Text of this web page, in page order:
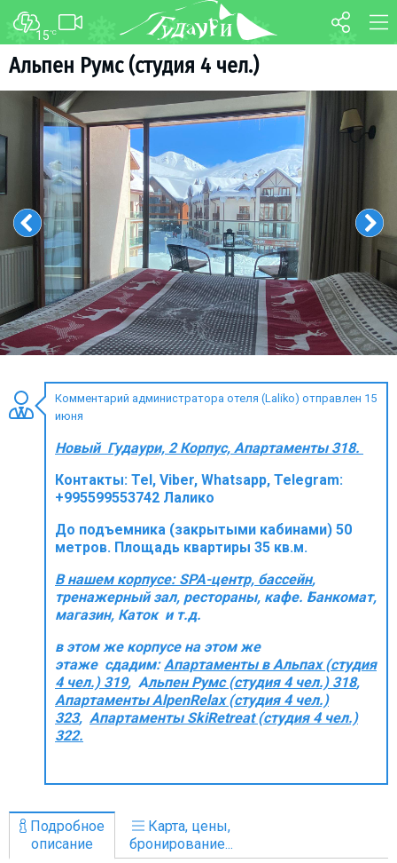
15°C
Альпен Румс (студия 4 чел.)
Комментарий администратора отеля (Laliko) отправлен 15
июня
Новый Гудаури, 2 Корпус, Апартаменты 318.
Контакты: Tel, Viber, Whatsapp, Telegram:
+995599553742 Лалико
До подъемника (закрытыми кабинами) 50
метров. Площадь квартиры 35 кв.м.
В нашем корпусе: SPA-центр, бассейн,
тренажерный зал, рестораны, кафе. Банкомат,
магазин, Каток и т.д.
в этом же корпусе на этом же
этаже сдадим: Aпартаменты в Альпах (студия
4 чел.) 319, Альпен Румс (студия 4 чел.) 318,
Апартаменты AlpenRelax (студия 4 чел.)
323, Апартаменты SkiRetreat (студия 4 чел.)
322.
Подробное
описание
Карта, цены,
бронирование...
ФОРУМ КАРТА
WEBCAM
ТРАНСФЕР
О курорте
Схема трасс
Ски-пасс
Инструкторы
Прокат
Ски-сервис
Дети в Гудаури
Развлечения
Календарь событий
Гудаури
INFO
ПРОЖИВАНИЕ
Квартиры
Коттеджи
Отели
% Горячие предложения
Казбеги
Другое
ГРУЗИЯ
Визы и Документы
Что пить?
Деньги